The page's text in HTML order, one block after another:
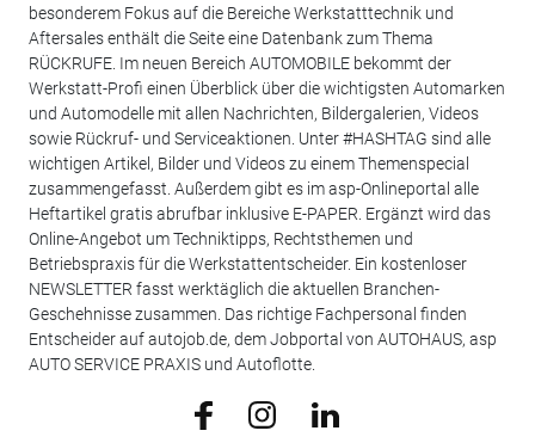
besonderem Fokus auf die Bereiche Werkstatttechnik und
Aftersales enthält die Seite eine Datenbank zum Thema
RÜCKRUFE. Im neuen Bereich AUTOMOBILE bekommt der
Werkstatt-Profi einen Überblick über die wichtigsten Automarken
und Automodelle mit allen Nachrichten, Bildergalerien, Videos
sowie Rückruf- und Serviceaktionen. Unter #HASHTAG sind alle
wichtigen Artikel, Bilder und Videos zu einem Themenspecial
zusammengefasst. Außerdem gibt es im asp-Onlineportal alle
Heftartikel gratis abrufbar inklusive E-PAPER. Ergänzt wird das
Online-Angebot um Techniktipps, Rechtsthemen und
Betriebspraxis für die Werkstattentscheider. Ein kostenloser
NEWSLETTER fasst werktäglich die aktuellen Branchen-
Geschehnisse zusammen. Das richtige Fachpersonal finden
Entscheider auf autojob.de, dem Jobportal von AUTOHAUS, asp
AUTO SERVICE PRAXIS und Autoflotte.